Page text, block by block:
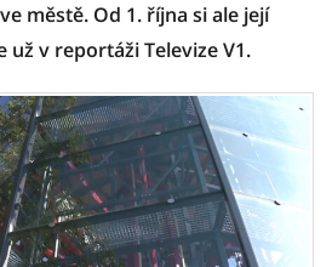
městě. Od 1. října si ale její
už v reportáži Televize V1.